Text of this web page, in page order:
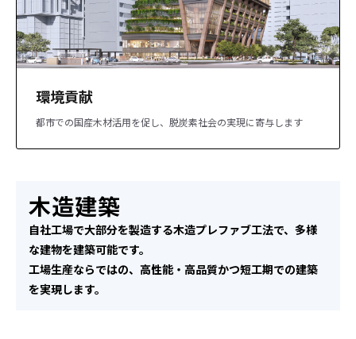
環境貢献
都市での国産木材活用を促し、脱炭素社会の実現に寄与します
木造建築
自社工場で大部分を製造する木造プレファブ工法で、多様
な建物を建築可能です。
工場生産ならではの、高性能・高品質かつ短工期での建築
を実現します。